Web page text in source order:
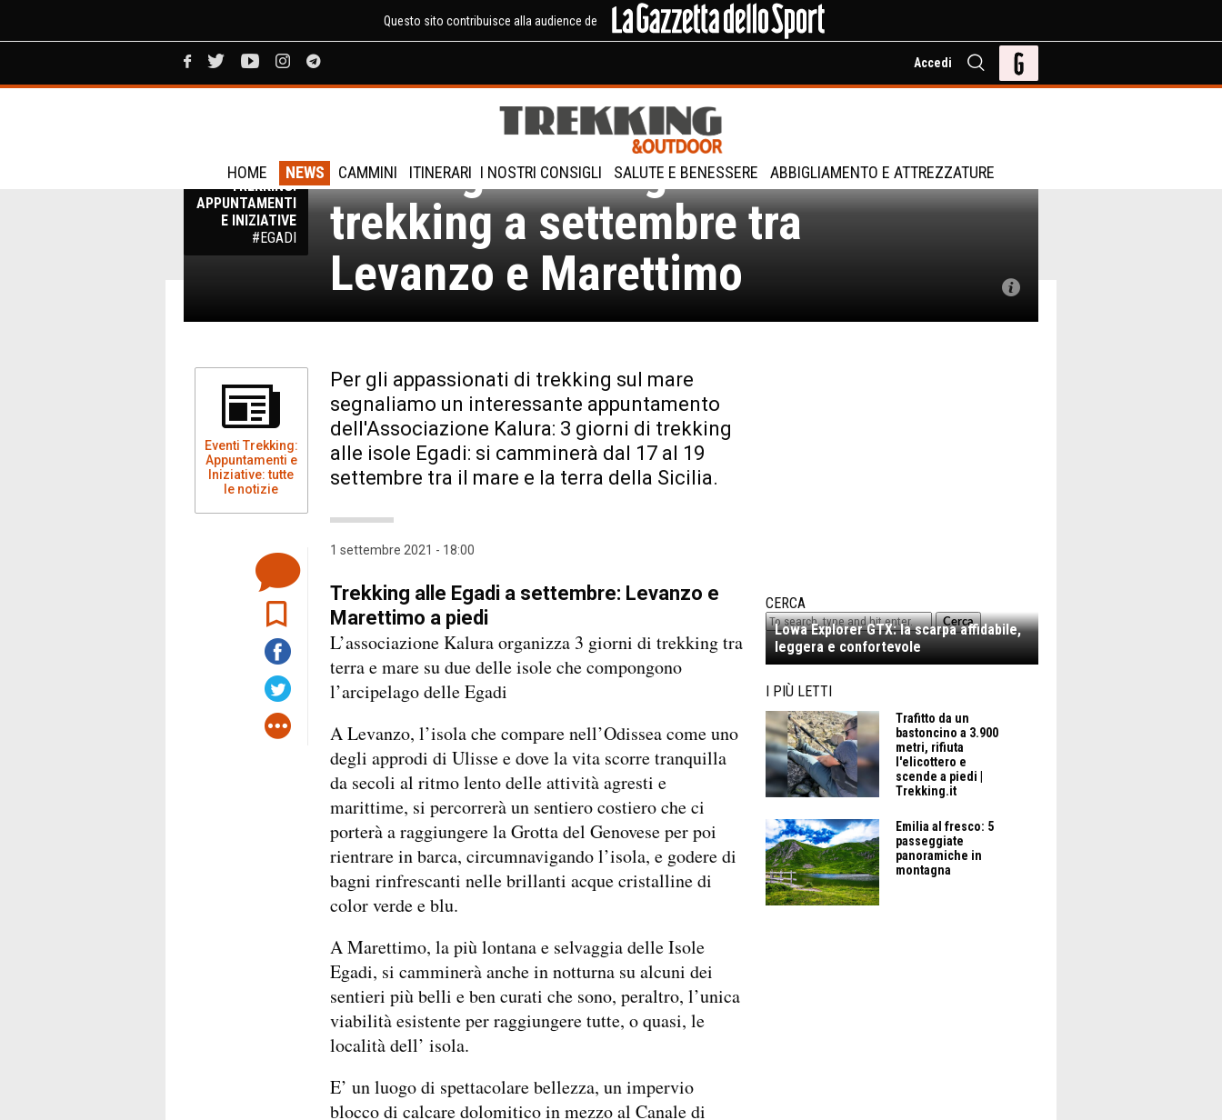
Questo sito contribuisce alla audience de
Accedi
HOME NEWS CAMMINI ITINERARI I NOSTRI CONSIGLI SALUTE E BENESSERE ABBIGLIAMENTO E ATTREZZATURE
EVENTI
TREKKING:
APPUNTAMENTI
E INIZIATIVE
#EGADI
Isole Egadi: Tre giorni di
trekking a settembre tra
Levanzo e Marettimo
Eventi Trekking:
Appuntamenti e
Iniziative: tutte
le notizie
Per gli appassionati di trekking sul mare
segnaliamo un interessante appuntamento
dell'Associazione Kalura: 3 giorni di trekking
alle isole Egadi: si camminerà dal 17 al 19
settembre tra il mare e la terra della Sicilia.
1 settembre 2021 - 18:00
Trekking alle Egadi a settembre: Levanzo e
Marettimo a piedi
L’associazione Kalura organizza 3 giorni di trekking tra
terra e mare su due delle isole che compongono
l’arcipelago delle Egadi
A Levanzo, l’isola che compare nell’Odissea come uno
degli approdi di Ulisse e dove la vita scorre tranquilla
da secoli al ritmo lento delle attività agresti e
marittime, si percorrerà un sentiero costiero che ci
porterà a raggiungere la Grotta del Genovese per poi
rientrare in barca, circumnavigando l’isola, e godere di
bagni rinfrescanti nelle brillanti acque cristalline di
color verde e blu.
A Marettimo, la più lontana e selvaggia delle Isole
Egadi, si camminerà anche in notturna su alcuni dei
sentieri più belli e ben curati che sono, peraltro, l’unica
viabilità esistente per raggiungere tutte, o quasi, le
località dell’ isola.
E’ un luogo di spettacolare bellezza, un impervio
blocco di calcare dolomitico in mezzo al Canale di
CERCA
Cerca
Lowa Explorer GTX: la scarpa affidabile,
leggera e confortevole
I PIÙ LETTI
Trafitto da un
bastoncino a 3.900
metri, rifiuta
l'elicottero e
scende a piedi |
Trekking.it
Emilia al fresco: 5
passeggiate
panoramiche in
montagna